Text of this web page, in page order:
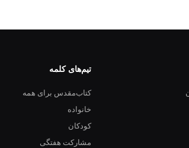
تیم‌های کلمه
کتاب‌مقدس برای همه
خانواده
کودکان
مشارکت هفتگی